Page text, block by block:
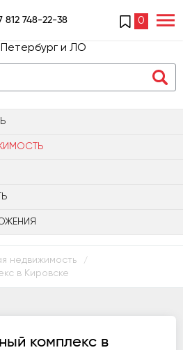
812 748-22-38 0
и ЛО
недвижимость /
в Кировске
комплекс в